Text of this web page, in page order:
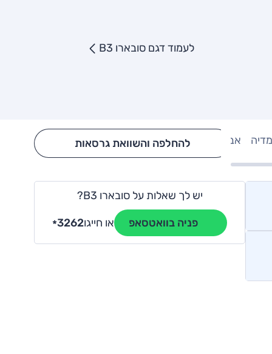
לעמוד דגם סובארו B3
אבזור Hide config section
להחלפה והשוואת גרסאות
יש לך שאלות על סובארו B3?
פניה בוואטסאפ או חייגו *3262